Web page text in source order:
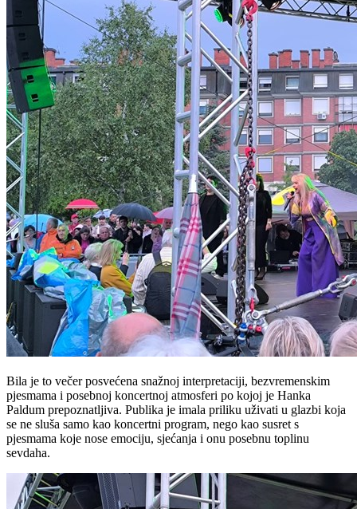
Bila je to večer posvećena snažnoj interpretaciji, bezvremenskim
pjesmama i posebnoj koncertnoj atmosferi po kojoj je Hanka
Paldum prepoznatljiva. Publika je imala priliku uživati u glazbi koja
se ne sluša samo kao koncertni program, nego kao susret s
pjesmama koje nose emociju, sjećanja i onu posebnu toplinu
sevdaha.